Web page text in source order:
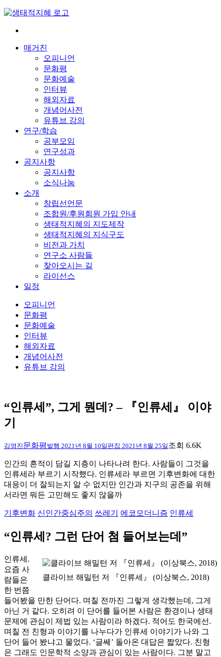
Skip
content
매거진
오피니언
문화평
문화예술
인터뷰
해외자료
개념어사전
유튜브 강의
연구/학습
공부모임
연구성과
공지사항
공지사항
소식나눔
소개
창립선언문
조합원/후원회원 가입 안내
생태적지혜의 지도제작
생태적지혜의 지식구도
비전과 가치
연구소 사람들
찾아오시는 길
라이선스
일정
오피니언
문화평
문화예술
인터뷰
해외자료
개념어사전
유튜브 강의
“인류세”, 그게 뭔데? – 『인류세』 이야
기
김영진 문화평 발행 2021년 8월 10일 편집 2021년 8월 25일 조회 6.6K
인간의 흔적이 담길 지층이 나타나려 한다. 사람들이 그것을
인류세라 부르기 시작했다. 인류세라 부르면 기후변화에 대한
대응이 더 잘되는지 알 수 없지만 인간과 지구의 공존을 위해
서라면 뭐든 고민해도 좋지 않을까
기후변화 신인간중심주의 쓰레기 에코모더니즘 인류세
“인류세 ? 그런 단어 첨 들어보는데 ”
클라이브 해밀턴 저 『인류세』 (이상북스, 2018)
인류세.
요즘 사
람들은
한 번쯤
들어봤을 만한 단어다. 며칠 전까진 그렇게 생각했는데, 그게
아닌 거 같다. 오히려 이 단어를 들어본 사람은 환경이나 생태
문제에 관심이 제법 있는 사람이라 하겠다. 적어도 한국에선.
며칠 전 친형과 이야기를 나누다가 인류세 이야기가 나와 그
단어 들어 봤냐고 물었다. ‘글쎄’ 돌아온 대답은 짧았다. 친형
은 그래도 인문학적 소양과 관심이 있는 사람이다. 그분 말고